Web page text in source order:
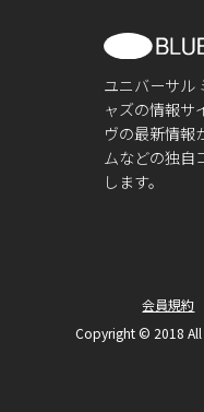
ユニバーサル
ャズの情報サ
ヴの最新情報
ムなどの独自
します。
会員規約
Copyright © 2018